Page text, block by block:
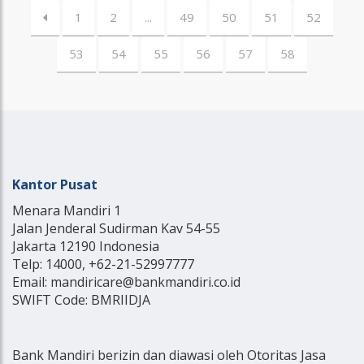
1 2 ... 49 50 51 52
53 54 55 56 57 58
Kantor Pusat
Menara Mandiri 1
Jalan Jenderal Sudirman Kav 54-55
Jakarta 12190 Indonesia
Telp: 14000, +62-21-52997777
Email: mandiricare@bankmandiri.co.id
SWIFT Code: BMRIIDJA
Bank Mandiri berizin dan diawasi oleh Otoritas Jasa